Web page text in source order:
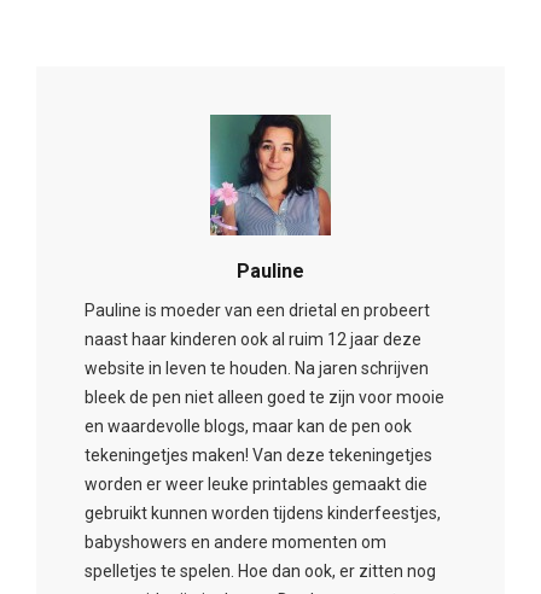
Pauline
Pauline is moeder van een drietal en probeert
naast haar kinderen ook al ruim 12 jaar deze
website in leven te houden. Na jaren schrijven
bleek de pen niet alleen goed te zijn voor mooie
en waardevolle blogs, maar kan de pen ook
tekeningetjes maken! Van deze tekeningetjes
worden er weer leuke printables gemaakt die
gebruikt kunnen worden tijdens kinderfeestjes,
babyshowers en andere momenten om
spelletjes te spelen. Hoe dan ook, er zitten nog